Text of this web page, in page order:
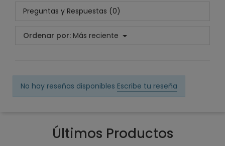
Preguntas y Respuestas (0)
Ordenar por: Más reciente
No hay reseñas disponibles Escribe tu reseña
Últimos Productos